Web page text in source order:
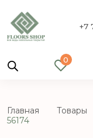
+7
0
Главная Товары
56174